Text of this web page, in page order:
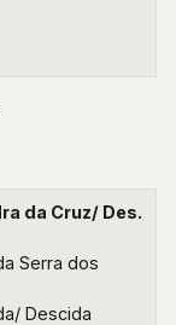
da Cruz/ Des.
Serra dos
Descida